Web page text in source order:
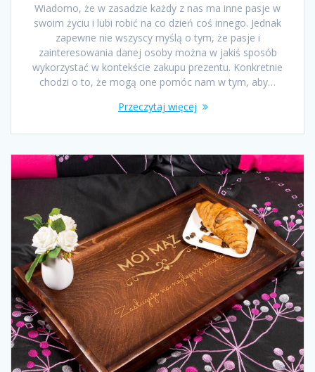
Wiadomo, że w zasadzie każdy z nas ma inne pasje w
swoim życiu i lubi robić na co dzień coś innego. Jednak
zapewne nie wszyscy myślą o tym, że pasje i
zainteresowania danej osoby można w jakiś sposób
wykorzystać w kontekście zakupu prezentu. Konkretnie
chodzi o to, że mogą one pomóc nam w tym, aby…
Przeczytaj więcej